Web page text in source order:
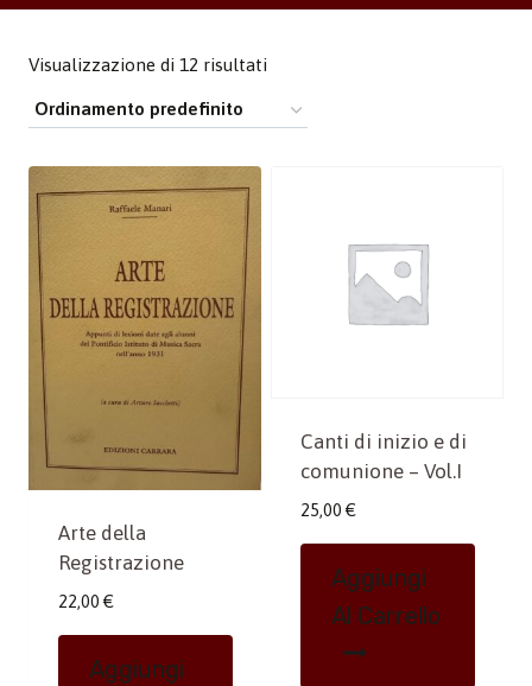
Visualizzazione di 12 risultati
Arte della
Registrazione
22,00 €
Aggiungi
Canti di inizio e di
comunione – Vol.I
25,00 €
Aggiungi
Al Carrello